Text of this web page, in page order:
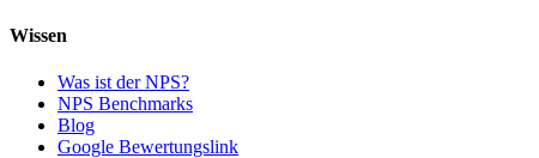
Wissen
Was ist der NPS?
NPS Benchmarks
Blog
Google Bewertungslink